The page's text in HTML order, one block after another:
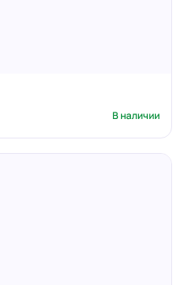
В наличии